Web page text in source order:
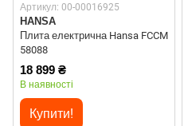
Артикул: 00-00016925
HANSA
Плита електрична Hansa FCCM
58088
18 899 ₴
В наявності
Купити!